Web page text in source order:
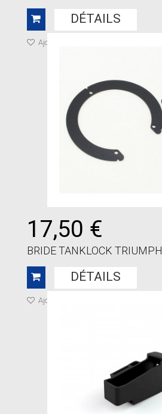
DÉTAILS
Ajouter à ma liste de cadeaux
17,50 €
BRIDE TANKLOCK TRIUMPH
DÉTAILS
Ajouter à ma liste de cadeaux